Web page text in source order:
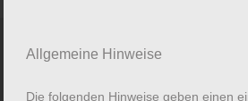
Allgemeine Hinweise
Die folgenden Hinweise geben einen